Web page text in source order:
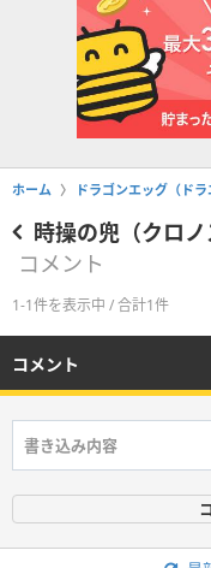
ホーム ドラゴンエッグ（ド
時操の兜（クロ
コメント
1-1件を表示中 / 合計1件
コメント